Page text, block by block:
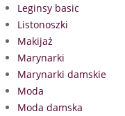
Leginsy basic
Listonoszki
Makijaż
Marynarki
Marynarki damskie
Moda
Moda damska